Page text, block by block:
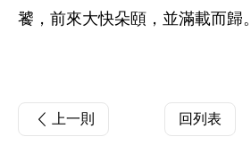
饕，前來大快朵頤，並滿載而歸。
上一則 回列表